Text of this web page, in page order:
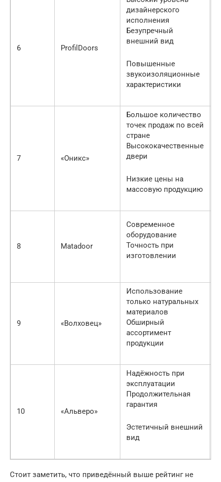
6 ProfilDoors
дизайнерского
исполнения
Безупречный
внешний вид
Повышенные
звукоизоляционные
характеристики
7 «Оникс»
Большое количество
точек продаж по всей
стране
Высококачественные
двери
Низкие цены на
массовую продукцию
8 Matadoor
Современное
оборудование
Точность при
изготовлении
9 «Волховец»
Использование
только натуральных
материалов
Обширный
ассортимент
продукции
10 «Альверо»
Надёжность при
эксплуатации
Продолжительная
гарантия
Эстетичный внешний
вид
Стоит заметить, что приведённый выше рейтинг не